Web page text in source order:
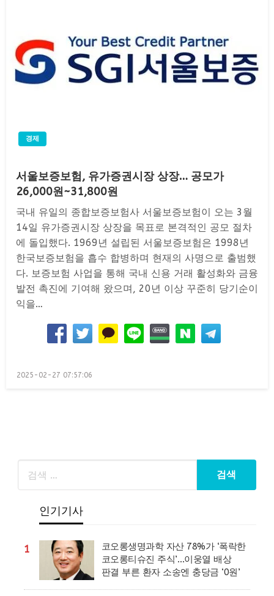
경제
서울보증보험, 유가증권시장 상장… 공모가
26,000원~31,800원
국내 유일의 종합보증보험사 서울보증보험이 오는 3월
14일 유가증권시장 상장을 목표로 본격적인 공모 절차
에 돌입했다. 1969년 설립된 서울보증보험은 1998년
한국보증보험을 흡수 합병하며 현재의 사명으로 출범했
다. 보증보험 사업을 통해 국내 신용 거래 활성화와 금융
발전 촉진에 기여해 왔으며, 20년 이상 꾸준히 당기순이
익을…
Posted
2025-02-27 07:57:06
인기기사
1
코오롱생명과학 자산 78%가 ‘폭락한
코오롱티슈진 주식’…이웅열 배상
판결 부른 환자 소송엔 충당금 ‘0원’